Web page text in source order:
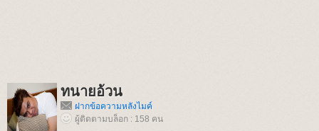
ทนายอ้วน
ฝากข้อความหลังไมค์
ผู้ติดตามบล็อก : 158 คน